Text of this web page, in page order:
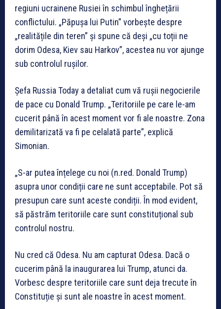
regiuni ucrainene Rusiei în schimbul înghețării
conflictului. „Păpușa lui Putin” vorbește despre
„realitățile din teren” și spune că deși „cu toții ne
dorim Odesa, Kiev sau Harkov”, acestea nu vor ajunge
sub controlul rușilor.
Șefa Russia Today a detaliat cum vă rușii negocierile
de pace cu Donald Trump. „Teritoriile pe care le-am
cucerit până în acest moment vor fi ale noastre. Zona
demilitarizată va fi pe celalată parte”, explică
Simonian.
„S-ar putea înțelege cu noi (n.red. Donald Trump)
asupra unor condiții care ne sunt acceptabile. Pot să
presupun care sunt aceste condiții. În mod evident,
să păstrăm teritoriile care sunt constituțional sub
controlul nostru.
Nu cred că Odesa. Nu am capturat Odesa. Dacă o
cucerim până la inaugurarea lui Trump, atunci da.
Vorbesc despre teritoriile care sunt deja trecute în
Constituție și sunt ale noastre în acest moment.